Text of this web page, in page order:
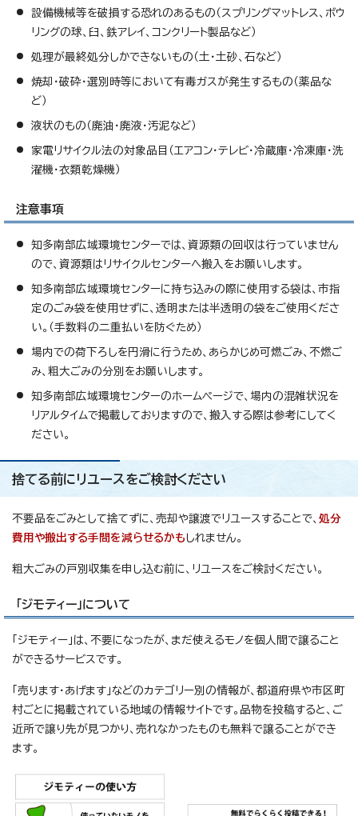
設備機械等を破損する恐れのあるもの（スプリングマットレス、ボウ
リングの球、臼、鉄アレイ、コンクリート製品など）
処理が最終処分しかできないもの（土・土砂、石など）
焼却・破砕・選別時等において有毒ガスが発生するもの（薬品な
ど）
液状のもの（廃油・廃液・汚泥など）
家電リサイクル法の対象品目（エアコン・テレビ・冷蔵庫・冷凍庫・洗
濯機・衣類乾燥機）
注意事項
知多南部広域環境センターでは、資源類の回収は行っていません
ので、資源類はリサイクルセンターへ搬入をお願いします。
知多南部広域環境センターに持ち込みの際に使用する袋は、市指
定のごみ袋を使用せずに、透明または半透明の袋をご使用くださ
い。（手数料の二重払いを防ぐため）
場内での荷下ろしを円滑に行うため、あらかじめ可燃ごみ、不燃ご
み、粗大ごみの分別をお願いします。
知多南部広域環境センターのホームページで、場内の混雑状況を
リアルタイムで掲載しておりますので、搬入する際は参考にしてく
ださい。
捨てる前にリユースをご検討ください
不要品をごみとして捨てずに、売却や譲渡でリユースすることで、 処分
費用や搬出する手間を減らせるかも しれません。
粗大ごみの戸別収集を申し込む前に、リユースをご検討ください。
「ジモティー」について
「ジモティー」は、不要になったが、まだ使えるモノを個人間で譲ること
ができるサービスです。
「売ります・あげます」などのカテゴリー別の情報が、都道府県や市区町
村ごとに掲載されている地域の情報サイトです。品物を投稿すると、ご
近所で譲り先が見つかり、売れなかったものも無料で譲ることができ
ます。